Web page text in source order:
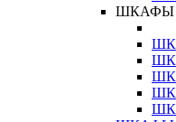
ШКАФЫ